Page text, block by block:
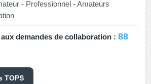
- Professionnel - Amateurs
demandes de collaboration : 88
TOPS